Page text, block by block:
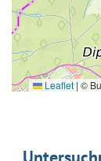
Leaflet|©